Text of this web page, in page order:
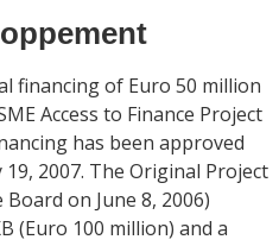
financing of Euro 50 million
Access to Finance Project
has been approved
2007. The Original Project
on June 8, 2006)
(Euro 100 million) and a